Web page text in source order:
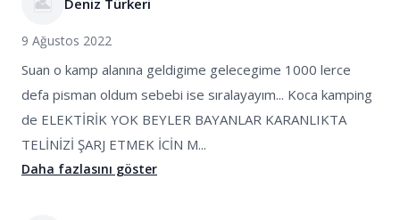
Deniz Türkeri
9 Ağustos 2022
Suan o kamp alanına geldigime gelecegime 1000 lerce
defa pisman oldum sebebi ise sıralayayım... Koca kamping
de ELEKTİRİK YOK BEYLER BAYANLAR KARANLIKTA
TELİNİZİ ŞARJ ETMEK İCİN M...
Daha fazlasını göster